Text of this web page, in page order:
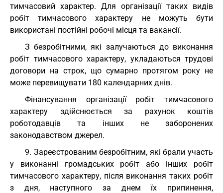
тимчасовий характер. Для організації таких видів
робіт тимчасового характеру не можуть бути
використані постійні робочі місця та вакансії.
З безробітними, які залучаються до виконання
робіт тимчасового характеру, укладаються трудові
договори на строк, що сумарно протягом року не
може перевищувати 180 календарних днів.
Фінансування організації робіт тимчасового
характеру здійснюється за рахунок коштів
роботодавців та інших не заборонених
законодавством джерел.
9. Зареєстрованим безробітним, які брали участь
у виконанні громадських робіт або інших робіт
тимчасового характеру, після виконання таких робіт
з дня, наступного за днем їх припинення,